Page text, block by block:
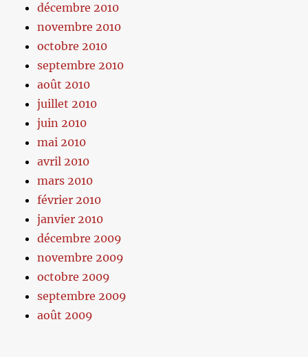
décembre 2010
novembre 2010
octobre 2010
septembre 2010
août 2010
juillet 2010
juin 2010
mai 2010
avril 2010
mars 2010
février 2010
janvier 2010
décembre 2009
novembre 2009
octobre 2009
septembre 2009
août 2009